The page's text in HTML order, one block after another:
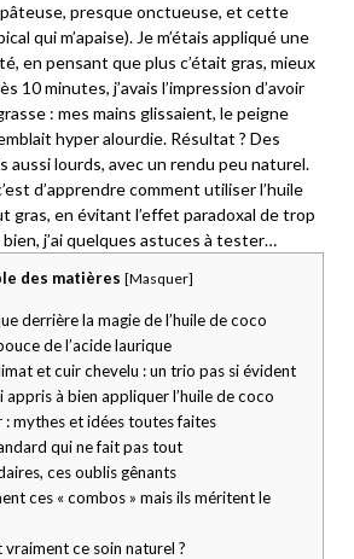
presque onctueuse, et cette
qui m’apaise). Je m’étais appliqué une
en pensant que plus c’était gras, mieux
10 minutes, j’avais l’impression d’avoir
: mes mains glissaient, le peigne
hyper alourdie. Résultat ? Des
aussi lourds, avec un rendu peu naturel.
d’apprendre comment utiliser l’huile
gras, en évitant l’effet paradoxal de trop
j’ai quelques astuces à tester…
des matières [Masquer]
derrière la magie de l’huile de coco
de l’acide laurique
et cuir chevelu : un trio pas si évident
appris à bien appliquer l’huile de coco
: mythes et idées toutes faites
qui ne fait pas tout
ces oublis gênants
ces « combos » mais ils méritent le
ce soin naturel ?